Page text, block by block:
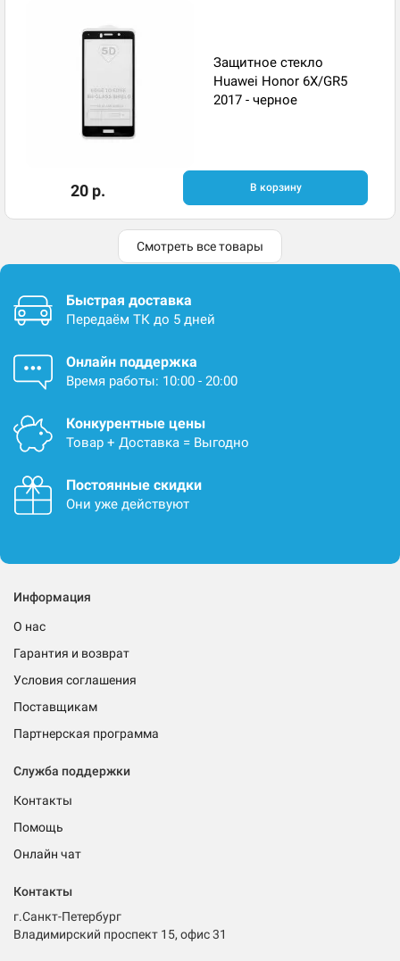
Защитное стекло
Huawei Honor 6X/GR5
2017 - черное
20 р. В корзину
Смотреть все товары
Быстрая доставка
Передаём ТК до 5 дней
Онлайн поддержка
Время работы: 10:00 - 20:00
Конкурентные цены
Товар + Доставка = Выгодно
Постоянные скидки
Они уже действуют
Информация
О нас
Гарантия и возврат
Условия соглашения
Поставщикам
Партнерская программа
Служба поддержки
Контакты
Помощь
Онлайн чат
Контакты
г.Санкт-Петербург
Владимирский проспект 15, офис 31